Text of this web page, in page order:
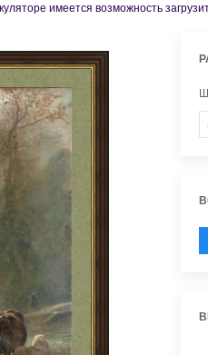
имеется возможность